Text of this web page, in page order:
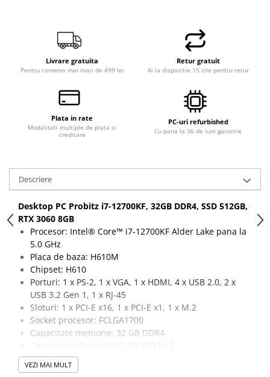
Ventilatoare carcasa
Componente Renew/Refurbished
Placi de baza REFURBISHED
PC All-in-One
Calculatoare All-in-One NOI
Calculatoare All-in-One RENEW
Componente All-in-One
Monitoare NOI
Monitoare Refurbished
Monitoare Renew
Monitoare Second-Hand
Servere
Hard Disk-uri SERVER
Accesorii server
Cabinete metalice
Carcase server
Livrare gratuita
Pentru comenzi mai mari de 499 lei
Retur gratuit
Ai la dispozitie 15 zile pentru retur
Plata in rate
Modalitati multiple de plata si
creditare
PC-uri refurbished
Cu pana la 36 de luni garantie
Descriere
Desktop PC Probitz i7-12700KF, 32GB DDR4, SSD 512GB,
RTX 3060 8GB
Procesor: Intel® Core™ i7-12700KF Alder Lake pana la
5.0 GHz
Placa de baza: H610M
Chipset: H610
Porturi: 1 x PS-2, 1 x VGA, 1 x HDMI, 4 x USB 2.0, 2 x
USB 3.2 Gen 1, 1 x RJ-45
Sloturi: 1 x PCI-E x16, 1 x PCI-E x1, 1 x M.2
Socket procesor: FCLGA1700
Capacitate memorie: 32 GB DDR4
Placa video: RTX 3060 8GB GDDR6, 1 x HDMI, 3 x
DisplayPort
VEZI MAI MULT